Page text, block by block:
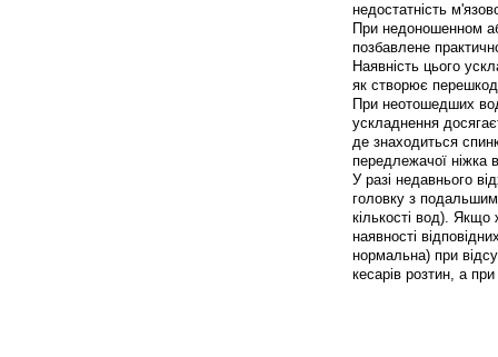
недостатність
При недоношенном
позбавлене
Наявність цього
як створює
При неотошедших
ускладнення
де знаходиться
передлежачої ніжка
У разі недавнього
головку з
кількості вод). Якщо
наявності
нормальна) при
кесарів розтин, а